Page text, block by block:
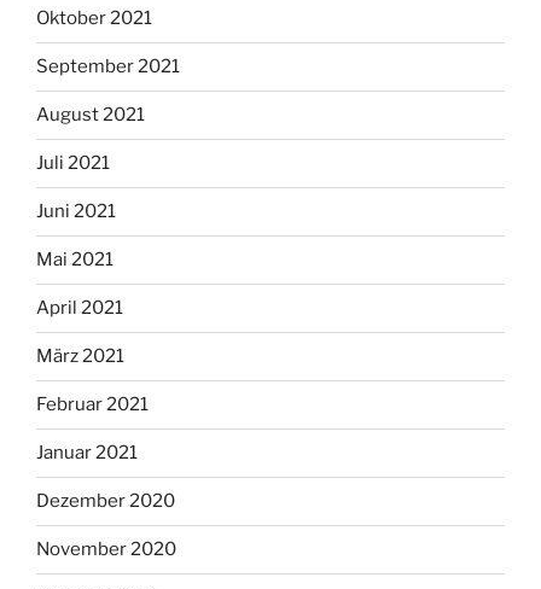
Oktober 2021
September 2021
August 2021
Juli 2021
Juni 2021
Mai 2021
April 2021
März 2021
Februar 2021
Januar 2021
Dezember 2020
November 2020